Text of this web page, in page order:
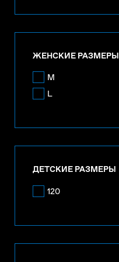
ЖЕНСКИЕ РАЗМЕРЫ
M
L
ДЕТСКИЕ РАЗМЕРЫ
120